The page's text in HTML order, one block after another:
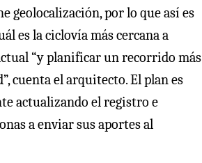
geolocalización, por lo que así es
es la ciclovía más cercana a
“y planificar un recorrido más
cuenta el arquitecto. El plan es
actualizando el registro e
a enviar sus aportes al